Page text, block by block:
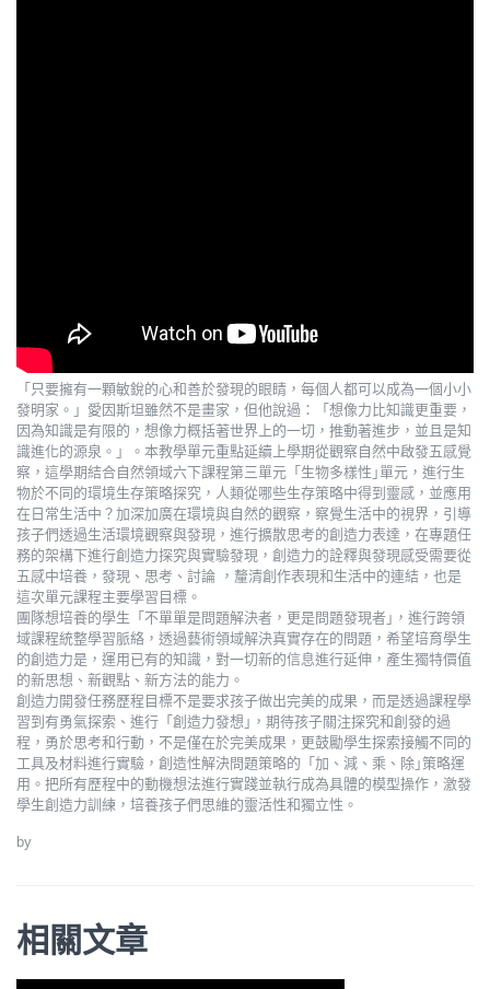
「只要擁有一顆敏銳的心和善於發現的眼睛，每個人都可以成為一個小小
發明家。」愛因斯坦雖然不是畫家，但他說過：「想像力比知識更重要，
因為知識是有限的，想像力概括著世界上的一切，推動著進步，並且是知
識進化的源泉。」。本教學單元重點延續上學期從觀察自然中啟發五感覺
察，這學期結合自然領域六下課程第三單元「生物多樣性｣單元，進行生
物於不同的環境生存策略探究，人類從哪些生存策略中得到靈感，並應用
在日常生活中？加深加廣在環境與自然的觀察，察覺生活中的視界，引導
孩子們透過生活環境觀察與發現，進行擴散思考的創造力表達，在專題任
務的架構下進行創造力探究與實驗發現，創造力的詮釋與發現感受需要從
五感中培養，發現、思考、討論 ，釐清創作表現和生活中的連結，也是
這次單元課程主要學習目標。
團隊想培養的學生「不單單是問題解決者，更是問題發現者｣，進行跨領
域課程統整學習脈絡，透過藝術領域解決真實存在的問題，希望培育學生
的創造力是，運用已有的知識，對一切新的信息進行延伸，產生獨特價值
的新思想、新觀點、新方法的能力。
創造力開發任務歷程目標不是要求孩子做出完美的成果，而是透過課程學
習到有勇氣探索、進行「創造力發想｣，期待孩子關注探究和創發的過
程，勇於思考和行動，不是僅在於完美成果，更鼓勵學生探索接觸不同的
工具及材料進行實驗，創造性解決問題策略的「加、減、乘、除｣策略運
用。把所有歷程中的動機想法進行實踐並執行成為具體的模型操作，激發
學生創造力訓練，培養孩子們思維的靈活性和獨立性。
by
相關文章